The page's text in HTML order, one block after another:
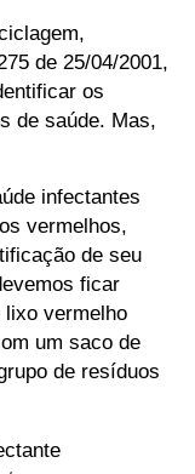
de 25/04/2001,
os
de saúde. Mas,
infectantes
vermelhos,
de seu
ficar
lixo vermelho
um saco de
de resíduos